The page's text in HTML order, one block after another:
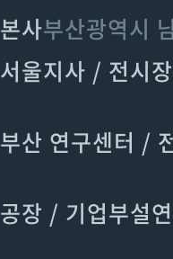
본사부산광역시
서울지사 / 전시장
부산 연구센터 /
공장 / 기업부설